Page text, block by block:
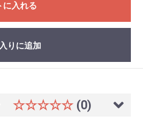
に入れる
りに追加
☆☆☆☆☆ (0)